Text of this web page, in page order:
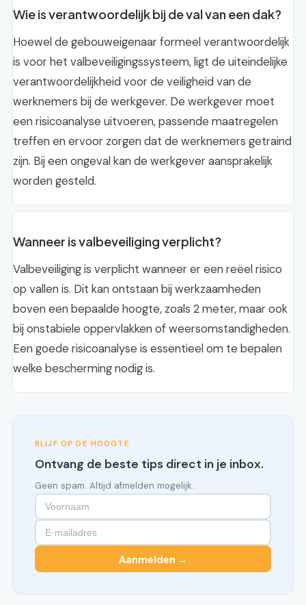
Wie is verantwoordelijk bij de val van een dak?
Hoewel de gebouweigenaar formeel verantwoordelijk
is voor het valbeveiligingssysteem, ligt de uiteindelijke
verantwoordelijkheid voor de veiligheid van de
werknemers bij de werkgever. De werkgever moet
een risicoanalyse uitvoeren, passende maatregelen
treffen en ervoor zorgen dat de werknemers getraind
zijn. Bij een ongeval kan de werkgever aansprakelijk
worden gesteld.
Wanneer is valbeveiliging verplicht?
Valbeveiliging is verplicht wanneer er een reëel risico
op vallen is. Dit kan ontstaan bij werkzaamheden
boven een bepaalde hoogte, zoals 2 meter, maar ook
bij onstabiele oppervlakken of weersomstandigheden.
Een goede risicoanalyse is essentieel om te bepalen
welke bescherming nodig is.
BLIJF OP DE HOOGTE
Ontvang de beste tips direct in je inbox.
Geen spam. Altijd afmelden mogelijk.
Aanmelden →